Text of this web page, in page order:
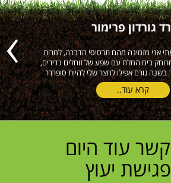
גורדון פרימור
לדעתי אני מזמינה מהם תרסיסי הדברה, למרות
בים המלח עם שפע של זוחלים נדירים,
בשנה גורם אפילו לחצר שלי להיות סופררר
קרא עוד..
עוד היום
יעוץ